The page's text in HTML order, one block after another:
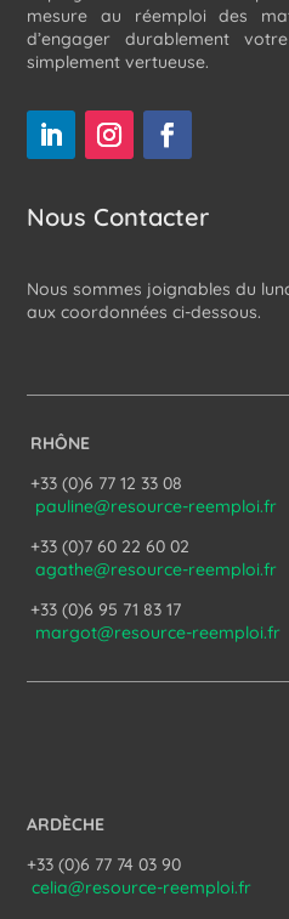
mesure au réemploi des
d’engager durablement
simplement vertueuse.
Nous Contacter
Nous sommes joignables du
aux coordonnées ci-dessous.
RHÔNE
+33 (0)6 77 12 33 08
pauline@resource-reemploi.fr
+33 (0)7 60 22 60 02
agathe@resource-reemploi.fr
+33 (0)6 95 71 83 17
margot@resource-reemploi.fr
ARDÈCHE
+33 (0)6 77 74 03 90
celia@resource-reemploi.fr